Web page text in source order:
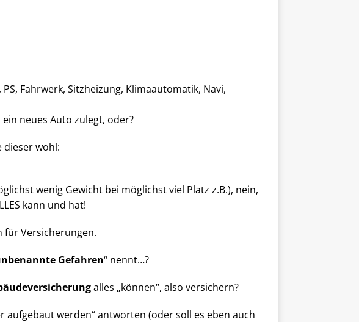
Fahrwerk, Sitzheizung, Klimaautomatik, Navi,
neues Auto zulegt, oder?
dieser wohl:
wenig Gewicht bei möglichst viel Platz z.B.), nein,
kann und hat!
für Versicherungen.
Gefahren“ nennt…?
alles „können“, also versichern?
aufgebaut werden“ antworten (oder soll es eben auch